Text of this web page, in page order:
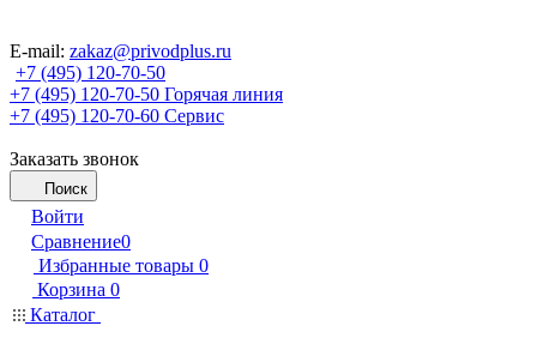
E-mail: zakaz@privodplus.ru
+7 (495) 120-70-50
+7 (495) 120-70-50 Горячая линия
+7 (495) 120-70-60 Сервис
Заказать звонок
Поиск
Войти
Сравнение0
Избранные товары 0
Корзина 0
Каталог